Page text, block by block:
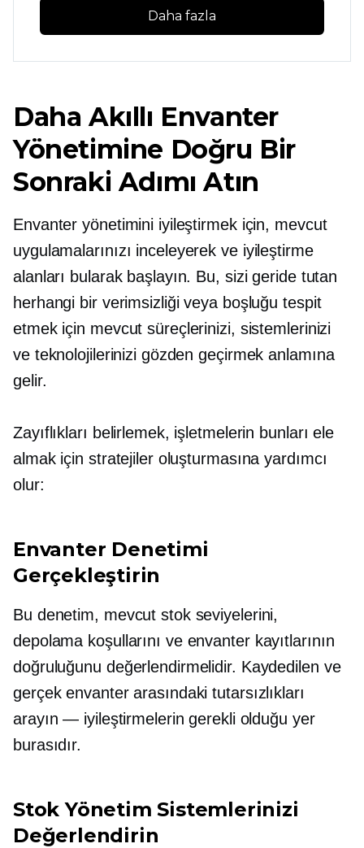
Daha fazla
Daha Akıllı Envanter
Yönetimine Doğru Bir
Sonraki Adımı Atın
Envanter yönetimini iyileştirmek için, mevcut
uygulamalarınızı inceleyerek ve iyileştirme
alanları bularak başlayın. Bu, sizi geride tutan
herhangi bir verimsizliği veya boşluğu tespit
etmek için mevcut süreçlerinizi, sistemlerinizi
ve teknolojilerinizi gözden geçirmek anlamına
gelir.
Zayıflıkları belirlemek, işletmelerin bunları ele
almak için stratejiler oluşturmasına yardımcı
olur:
Envanter Denetimi
Gerçekleştirin
Bu denetim, mevcut stok seviyelerini,
depolama koşullarını ve envanter kayıtlarının
doğruluğunu değerlendirmelidir. Kaydedilen ve
gerçek envanter arasındaki tutarsızlıkları
arayın — iyileştirmelerin gerekli olduğu yer
burasıdır.
Stok Yönetim Sistemlerinizi
Değerlendirin